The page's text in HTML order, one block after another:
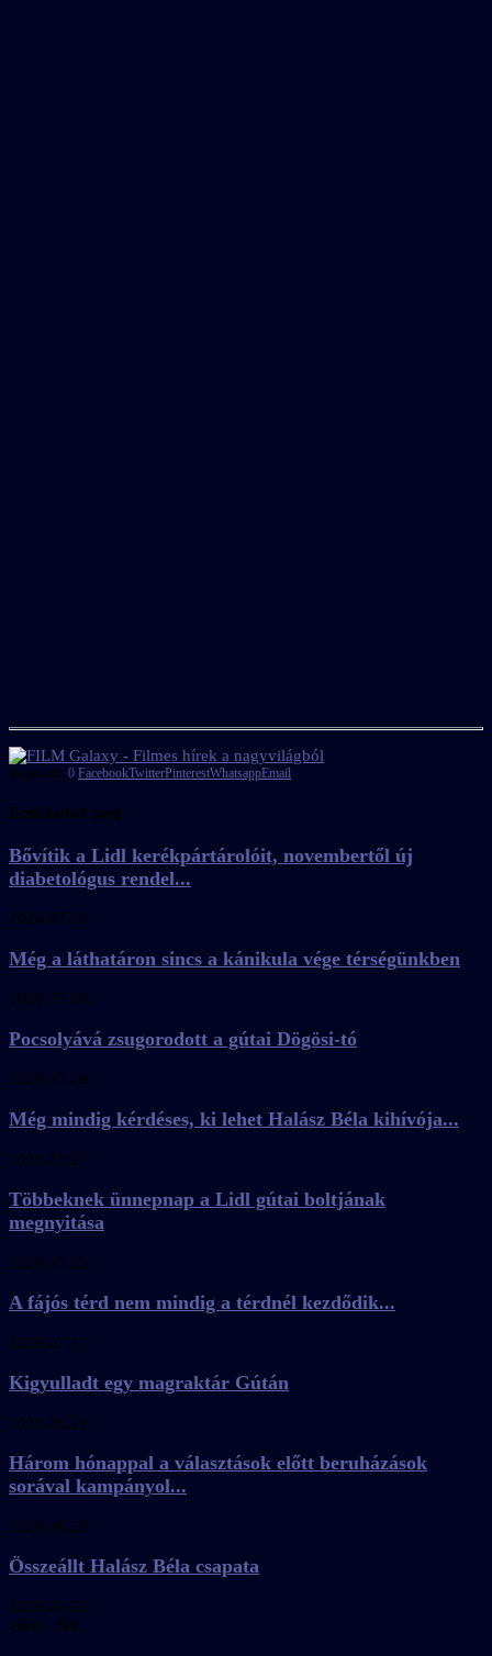
Megosztás 0 FacebookTwitterPinterestWhatsappEmail
Érdekelhet még
Bővítik a Lidl kerékpártárolóit, novembertől új
diabetológus rendel...
2026.07.30.
Még a láthatáron sincs a kánikula vége térségünkben
2026.07.30.
Pocsolyává zsugorodott a gútai Dögösi-tó
2026.07.28.
Még mindig kérdéses, ki lehet Halász Béla kihívója...
2026.07.27.
Többeknek ünnepnap a Lidl gútai boltjának
megnyitása
2026.07.23.
A fájós térd nem mindig a térdnél kezdődik...
2026.07.17.
Kigyulladt egy magraktár Gútán
2026.06.29.
Három hónappal a választások előtt beruházások
sorával kampányol...
2026.06.29.
Összeállt Halász Béla csapata
2026.06.25.
előző cikk